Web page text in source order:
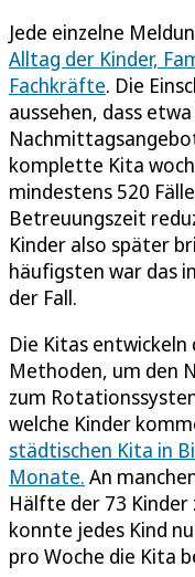
Jede einzelne
Alltag der Kinder,
Fachkräfte. Die
aussehen, dass
komplette Kita
mindestens 520
Betreuungszeit
Kinder also später
häufigsten war das
der Fall.
Die Kitas
Methoden, um den
zum
welche Kinder
städtischen Kita in
Monate. An
Hälfte der 73
konnte jedes Kind
pro Woche die Kita